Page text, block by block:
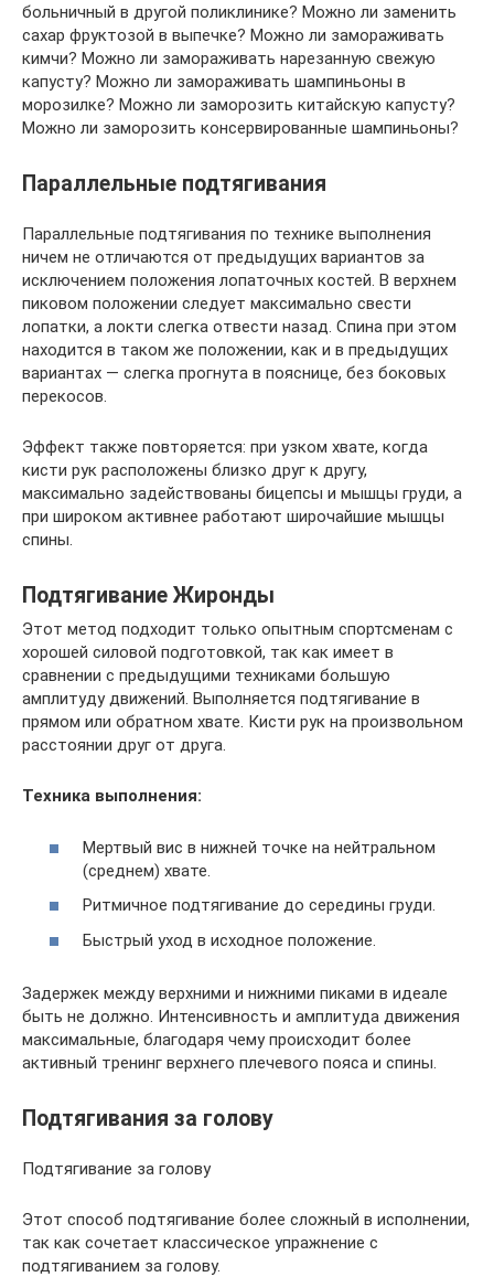
больничный в другой поликлинике? Можно ли заменить
сахар фруктозой в выпечке? Можно ли замораживать
кимчи? Можно ли замораживать нарезанную свежую
капусту? Можно ли замораживать шампиньоны в
морозилке? Можно ли заморозить китайскую капусту?
Можно ли заморозить консервированные шампиньоны?
Параллельные подтягивания
Параллельные подтягивания по технике выполнения
ничем не отличаются от предыдущих вариантов за
исключением положения лопаточных костей. В верхнем
пиковом положении следует максимально свести
лопатки, а локти слегка отвести назад. Спина при этом
находится в таком же положении, как и в предыдущих
вариантах — слегка прогнута в пояснице, без боковых
перекосов.
Эффект также повторяется: при узком хвате, когда
кисти рук расположены близко друг к другу,
максимально задействованы бицепсы и мышцы груди, а
при широком активнее работают широчайшие мышцы
спины.
Подтягивание Жиронды
Этот метод подходит только опытным спортсменам с
хорошей силовой подготовкой, так как имеет в
сравнении с предыдущими техниками большую
амплитуду движений. Выполняется подтягивание в
прямом или обратном хвате. Кисти рук на произвольном
расстоянии друг от друга.
Техника выполнения:
Мертвый вис в нижней точке на нейтральном
(среднем) хвате.
Ритмичное подтягивание до середины груди.
Быстрый уход в исходное положение.
Задержек между верхними и нижними пиками в идеале
быть не должно. Интенсивность и амплитуда движения
максимальные, благодаря чему происходит более
активный тренинг верхнего плечевого пояса и спины.
Подтягивания за голову
Подтягивание за голову
Этот способ подтягивание более сложный в исполнении,
так как сочетает классическое упражнение с
подтягиванием за голову.